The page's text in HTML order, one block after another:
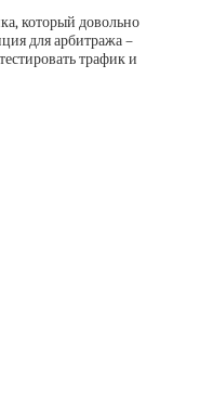
который довольно
для арбитража –
трафик и